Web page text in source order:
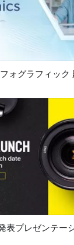
ュー AI再生成
ュー AI再生成
表プレゼンテー